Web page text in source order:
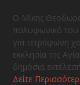
Ο Μίκης
πολυφωνικό του
για τετράφωνη
εκκλησία της
δημόσια
Δείτε